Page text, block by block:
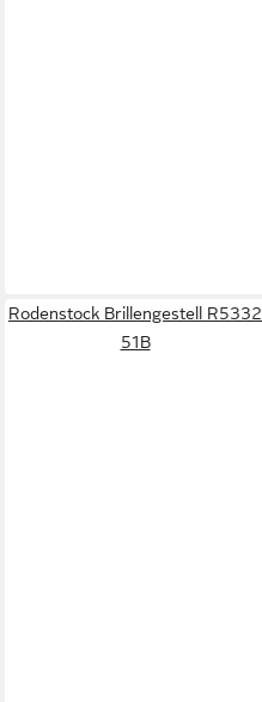
Rodenstock Brillengestell R5332
51B